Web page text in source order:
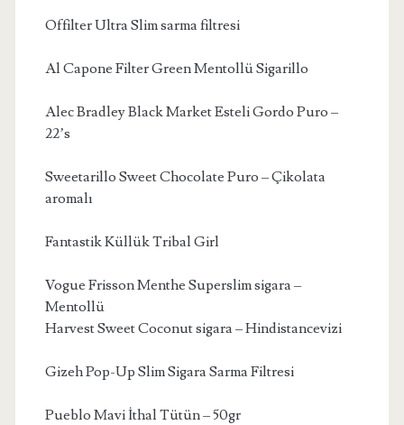
Offilter Ultra Slim sarma filtresi
Al Capone Filter Green Mentollü Sigarillo
Alec Bradley Black Market Esteli Gordo Puro –
22’s
Sweetarillo Sweet Chocolate Puro – Çikolata
aromalı
Fantastik Küllük Tribal Girl
Vogue Frisson Menthe Superslim sigara –
Mentollü
Harvest Sweet Coconut sigara – Hindistancevizi
Gizeh Pop-Up Slim Sigara Sarma Filtresi
Pueblo Mavi İthal Tütün – 50gr